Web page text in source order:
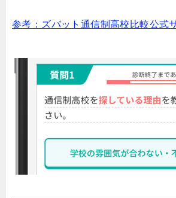
参考：ズバット通信制高校比較公式